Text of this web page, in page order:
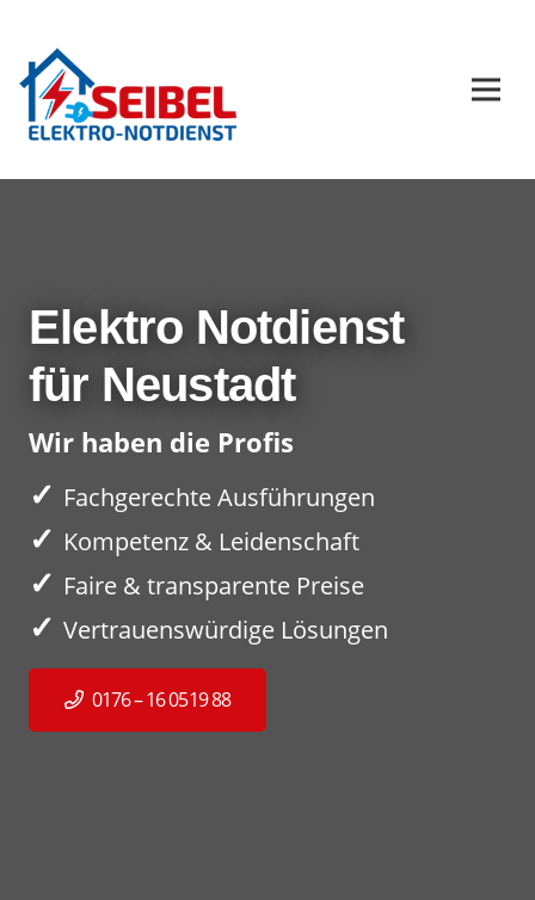
Elektro Notdienst
für Neustadt
Wir haben die Profis
✓ Fachgerechte Ausführungen
✓ Kompetenz & Leidenschaft
✓ Faire & transparente Preise
✓ Vertrauenswürdige Lösungen
0176 – 16 0519 88